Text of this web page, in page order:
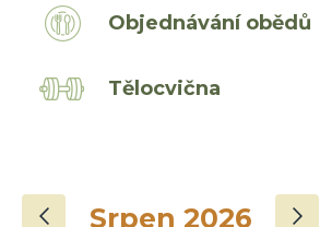
Objednávání obědů
Tělocvična
Srpen 2026